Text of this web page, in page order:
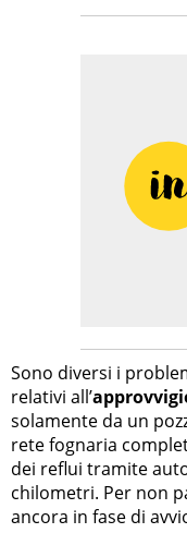
Sono diversi i
relativi all’
solamente da un
rete fognaria
dei reflui tramite
chilometri. Per non
ancora in fase di